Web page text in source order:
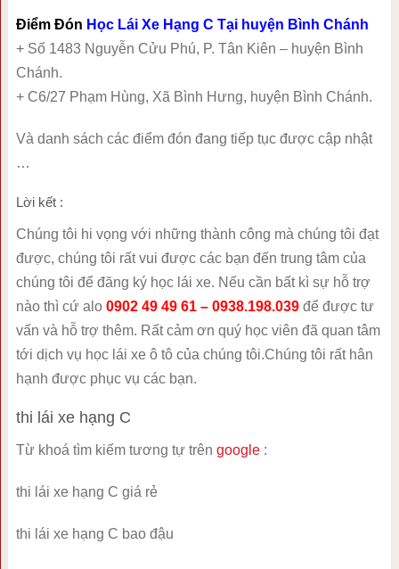
Điểm Đón Học Lái Xe Hạng C Tại huyện Bình Chánh
+ Số 1483 Nguyễn Cửu Phú, P. Tân Kiên – huyện Bình
Chánh.
+ C6/27 Phạm Hùng, Xã Bình Hưng, huyện Bình Chánh.
Và danh sách các điểm đón đang tiếp tục được cập nhật
…
Lời kết :
Chúng tôi hi vọng với những thành công mà chúng tôi đạt
được, chúng tôi rất vui được các bạn đến trung tâm của
chúng tôi để đăng ký học lái xe. Nếu cần bất kì sự hỗ trợ
nào thì cứ alo 0902 49 49 61 – 0938.198.039để được tư
vấn và hỗ trợ thêm. Rất cảm ơn quý học viên đã quan tâm
tới dịch vụ học lái xe ô tô của chúng tôi.Chúng tôi rất hân
hạnh được phục vụ các bạn.
thi lái xe hạng C
Từ khoá tìm kiếm tương tự trên google:
thi lái xe hạng C giá rẻ
thi lái xe hạng C bao đậu